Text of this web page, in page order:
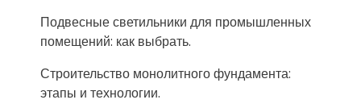
Подвесные светильники для промышленных
помещений: как выбрать.
Строительство монолитного фундамента:
этапы и технологии.